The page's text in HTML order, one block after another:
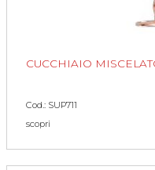
CUCCHIAIO
Cod.: SUP711
scopri